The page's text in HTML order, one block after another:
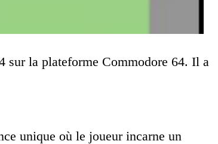
la plateforme Commodore 64. Il a
unique où le joueur incarne un